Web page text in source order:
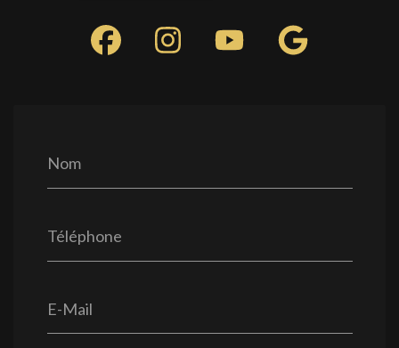
Nom
Téléphone
E-Mail